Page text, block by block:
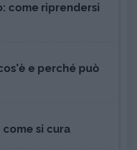
come riprendersi
e perché può
si cura